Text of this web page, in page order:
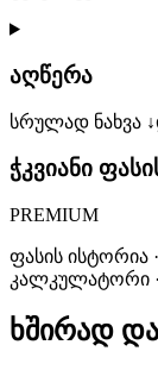
აღწერა
სრულად ნახვა ↓
ჭკვიანი
PREMIUM
ფასის ისტორია
კალკულატორი ·
ხშირად